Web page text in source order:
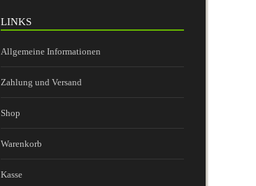
LINKS
Allgemeine Informationen
Zahlung und Versand
Shop
Warenkorb
Kasse